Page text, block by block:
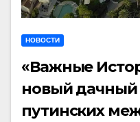
НОВОСТИ
«Важные
новый дачный
путинских